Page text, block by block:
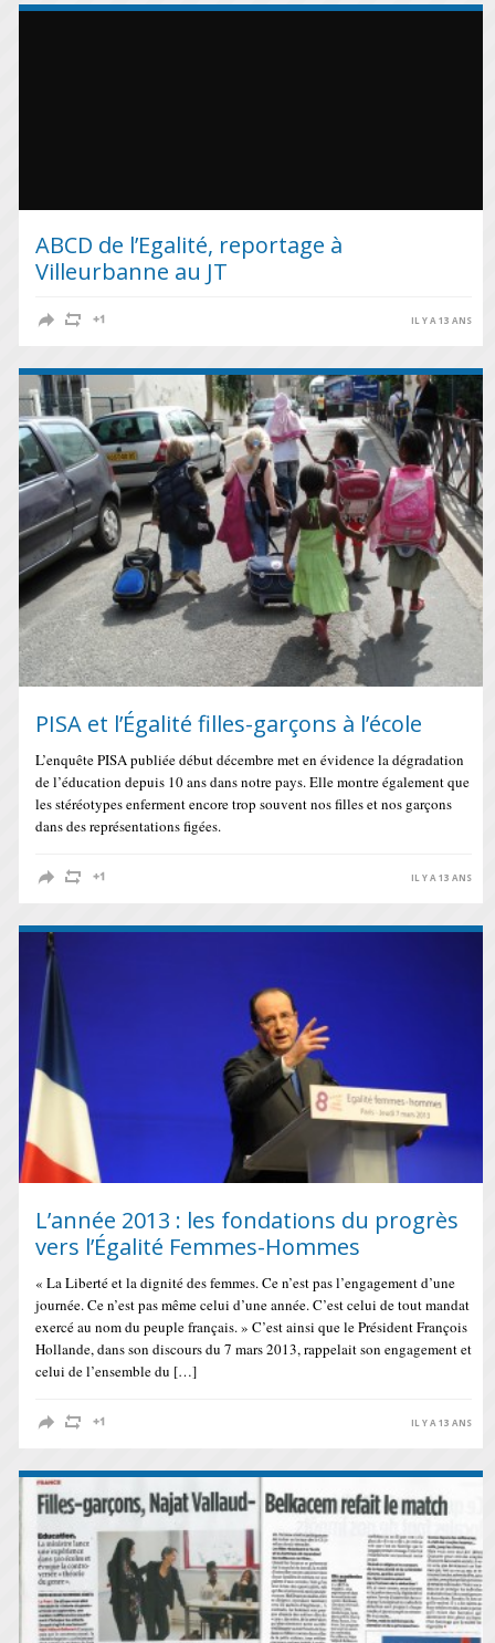
ABCD de l’Egalité, reportage à
Villeurbanne au JT
IL Y A 13 ANS
PISA et l’Égalité filles-garçons à l’école
L’enquête PISA publiée début décembre met en évidence la dégradation
de l’éducation depuis 10 ans dans notre pays. Elle montre également que
les stéréotypes enferment encore trop souvent nos filles et nos garçons
dans des représentations figées.
IL Y A 13 ANS
L’année 2013 : les fondations du progrès
vers l’Égalité Femmes-Hommes
« La Liberté et la dignité des femmes. Ce n’est pas l’engagement d’une
journée. Ce n’est pas même celui d’une année. C’est celui de tout mandat
exercé au nom du peuple français. » C’est ainsi que le Président François
Hollande, dans son discours du 7 mars 2013, rappelait son engagement et
celui de l’ensemble du […]
IL Y A 13 ANS